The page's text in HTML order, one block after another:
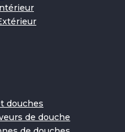
douches
de douche